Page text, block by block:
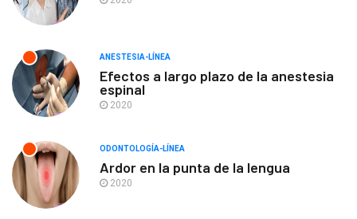
ANESTESIA-LÍNEA
Efectos a largo plazo de la anestesia
espinal
2020
ODONTOLOGÍA-LÍNEA
Ardor en la punta de la lengua
2020